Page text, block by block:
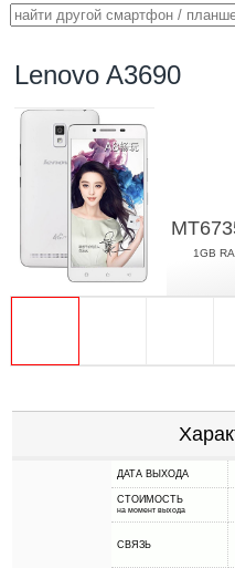
Lenovo A3690
1GB
ДАТА ВЫХОДА
СТОИМОСТЬ
на момент выхода
СВЯЗЬ